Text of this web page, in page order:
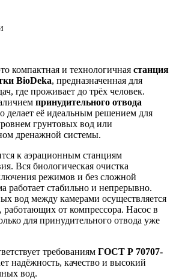
компактная и технологичная станция
BioDeka, предназначенная для
где проживает до трёх человек.
принудительного отвода
делает её идеальным решением для
грунтовых вод или
дренажной системы.
к аэрационным станциям
Вся биологическая очистка
режимов и без сложной
работает стабильно и непрерывно.
вод между камерами осуществляется
от компрессора. Насос в
для принудительного отвода уже
требованиям ГОСТ Р 70707-
надёжность, качество и высокий
вод.